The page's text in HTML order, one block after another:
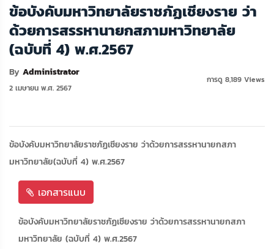
ข้อบังคับมหาวิทยาลัยราชภัฏเชียงราย ว่า
ด้วยการสรรหานายกสภามหาวิทยาลัย
(ฉบับที่ 4) พ.ศ.2567
By Administrator
2 เมษายน พ.ศ. 2567
การดู 8,189 Views
ข้อบังคับมหาวิทยาลัยราชภัฏเชียงราย ว่าด้วยการสรรหานายกสภา
มหาวิทยาลัย(ฉบับที่ 4) พ.ศ.2567
เอกสารแนบ
ข้อบังคับมหาวิทยาลัยราชภัฏเชียงราย ว่าด้วยการสรรหานายกสภา
มหาวิทยาลัย (ฉบับที่ 4) พ.ศ.2567